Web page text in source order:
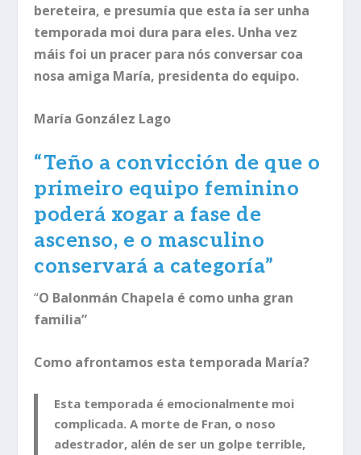
bereteira, e presumía que esta ía ser unha
temporada moi dura para eles. Unha vez
máis foi un pracer para nós conversar coa
nosa amiga María, presidenta do equipo.
María González Lago
“Teño a convicción de que o
primeiro equipo feminino
poderá xogar a fase de
ascenso, e o masculino
conservará a categoría”
“O Balonmán Chapela é como unha gran
familia”
Como afrontamos esta temporada María?
Esta temporada é emocionalmente moi
complicada. A morte de Fran, o noso
adestrador, alén de ser un golpe terrible,